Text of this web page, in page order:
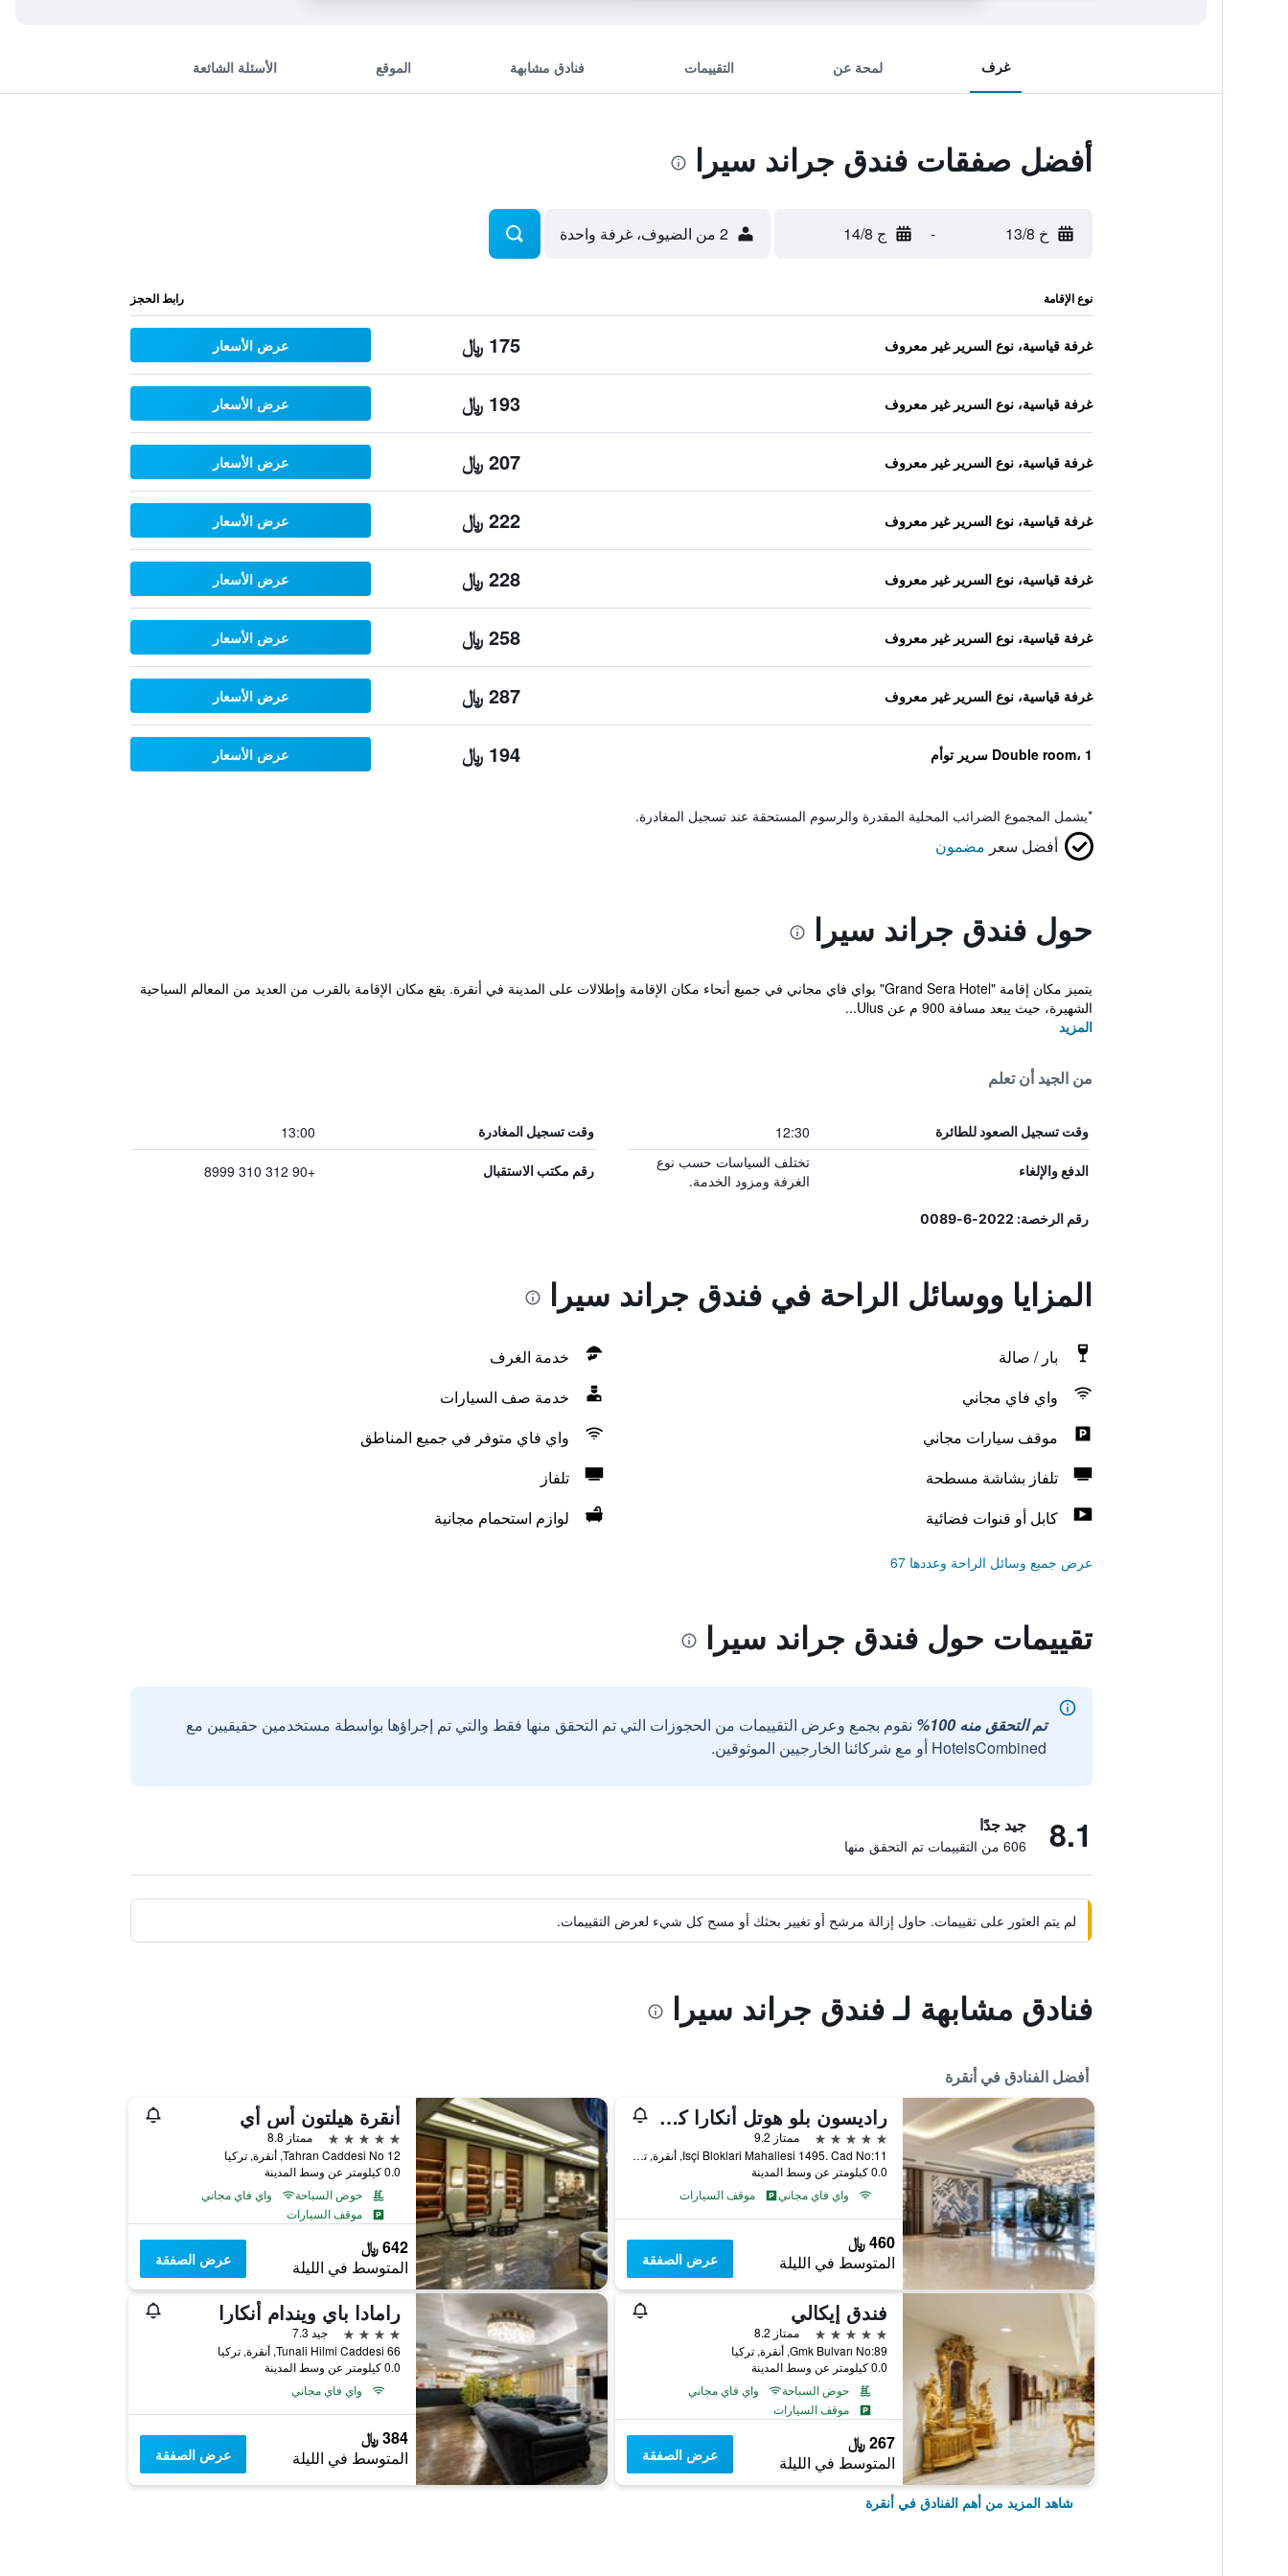
غرف لمحة عن التقييمات فنادق مشابهة الموقع الأسئلة الشائعة
أفضل صفقات فندق جراند سيرا
خ 13/8 - ج 14/8 2 من الضيوف، غرفة واحدة
نوع الإقامة رابط الحجز
غرفة قياسية، نوع السرير غير معروف 175 ﷼ عرض الأسعار
غرفة قياسية، نوع السرير غير معروف 193 ﷼ عرض الأسعار
غرفة قياسية، نوع السرير غير معروف 207 ﷼ عرض الأسعار
غرفة قياسية، نوع السرير غير معروف 222 ﷼ عرض الأسعار
غرفة قياسية، نوع السرير غير معروف 228 ﷼ عرض الأسعار
غرفة قياسية، نوع السرير غير معروف 258 ﷼ عرض الأسعار
غرفة قياسية، نوع السرير غير معروف 287 ﷼ عرض الأسعار
Double room، 1 سرير توأم 194 ﷼ عرض الأسعار
*يشمل المجموع الضرائب المحلية المقدرة والرسوم المستحقة عند تسجيل المغادرة.
أفضل سعر مضمون
حول فندق جراند سيرا
يتميز مكان إقامة "Grand Sera Hotel" بواي فاي مجاني في جميع أنحاء مكان الإقامة وإطلالات على المدينة في أنقرة. يقع مكان الإقامة بالقرب من العديد من المعالم السياحية
الشهيرة، حيث يبعد مسافة 900 م عن Ulus...
المزيد
من الجيد أن تعلم
وقت تسجيل الصعود للطائرة 12:30 وقت تسجيل المغادرة 13:00
الدفع والإلغاء
تختلف السياسات حسب نوع
الغرفة ومزود الخدمة.
رقم مكتب الاستقبال +90 312 310 8999
رقم الرخصة: 2022-6-0089
المزايا ووسائل الراحة في فندق جراند سيرا
بار / صالة
خدمة الغرف
واي فاي مجاني
خدمة صف السيارات
موقف سيارات مجاني
واي فاي متوفر في جميع المناطق
تلفاز بشاشة مسطحة
تلفاز
كابل أو قنوات فضائية
لوازم استحمام مجانية
عرض جميع وسائل الراحة وعددها 67
تقييمات حول فندق جراند سيرا
تم التحقق منه 100%
نقوم بجمع وعرض التقييمات من الحجوزات التي تم التحقق منها فقط والتي تم إجراؤها بواسطة مستخدمين حقيقيين مع
HotelsCombined أو مع شركائنا الخارجيين الموثوقين.
8.1 جيد جدًا
606 من التقييمات تم التحقق منها
لم يتم العثور على تقييمات. حاول إزالة مرشح أو تغيير بحثك أو مسح كل شيء لعرض التقييمات.
فنادق مشابهة لـ فندق جراند سيرا
أفضل الفنادق في أنقرة
راديسون بلو هوتل أنكارا كانكايا
5 نجوم
ممتاز 9.2
Isçi Bloklari Mahallesi 1495. Cad No:11, أنقرة, تركيا
0.0 كيلومتر عن وسط المدينة
واي فاي مجاني
موقف السيارات
460 ﷼
المتوسط في الليلة عرض الصفقة
أنقرة هيلتون أس أي
5 نجوم
ممتاز 8.8
Tahran Caddesi No 12, أنقرة, تركيا
0.0 كيلومتر عن وسط المدينة
حوض السباحة
واي فاي مجاني
موقف السيارات
642 ﷼
المتوسط في الليلة عرض الصفقة
فندق إيكالي
5 نجوم
ممتاز 8.2
Gmk Bulvarı No:89, أنقرة, تركيا
0.0 كيلومتر عن وسط المدينة
حوض السباحة
واي فاي مجاني
موقف السيارات
267 ﷼
المتوسط في الليلة عرض الصفقة
رامادا باي ويندام أنكارا
4 نجوم
جيد 7.3
66 Tunali Hilmi Caddesi, أنقرة, تركيا
0.0 كيلومتر عن وسط المدينة
واي فاي مجاني
384 ﷼
المتوسط في الليلة عرض الصفقة
شاهد المزيد من أهم الفنادق في أنقرة